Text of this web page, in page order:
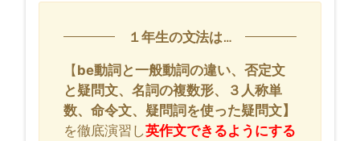
１年生の文法は…
【be動詞と一般動詞の違い、否定文
と疑問文、名詞の複数形、３人称単
数、命令文、疑問詞を使った疑問文】
を徹底演習し英作文できるようにする